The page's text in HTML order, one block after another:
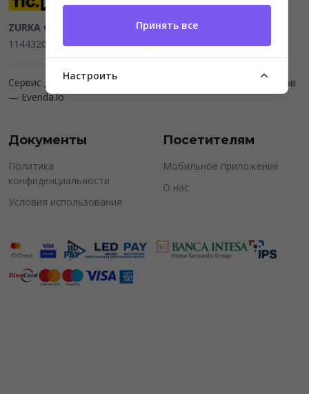
ZURKA CE BITI DOO Beograd, Kraljice Natalije 11
114432064, MB 22023195,mail@tic.rs, +381 63 173 3142
Сервис для организаторов мероприятий и продажи билетов
— Evenda.io
Документы
Политика
конфиденциальности
Условия использования
Посетителям
Мобильное приложение
О нас
Принять все
Настроить